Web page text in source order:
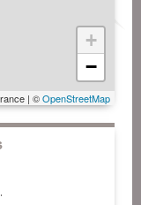
+
−
| ©OpenStreetMap